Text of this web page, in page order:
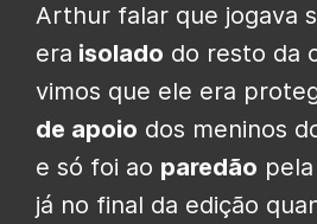
Arthur falar que jogava
era isolado do resto da
vimos que ele era
de apoio dos meninos
e só foi ao paredão
já no final da edição